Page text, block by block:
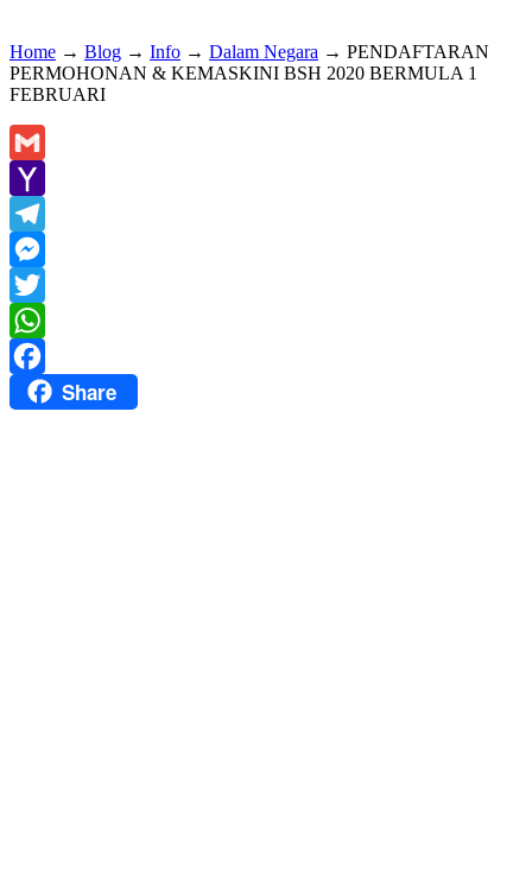
Home → Blog → Info → Dalam Negara → PENDAFTARAN
PERMOHONAN & KEMASKINI BSH 2020 BERMULA 1
FEBRUARI
Gmail
Yahoo
Mail
Telegram
Messenger
Twitter
WhatsApp
FacebookShare